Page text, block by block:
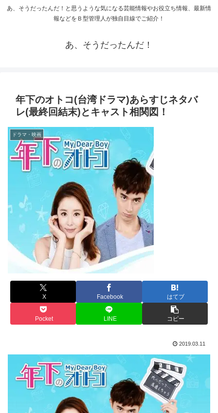
あ、そうだったんだ！と思うような気になる芸能情報やお役立ち情報、最新情
報などをＢ型管理人が独自目線でご紹介！
あ、そうだったんだ！
年下のオトコ(台湾ドラマ)あらすじネタバ
レ(最終回結末)とキャスト相関図！
ドラマ・映画
X Facebook はてブ
Pocket LINE コピー
2019.03.11